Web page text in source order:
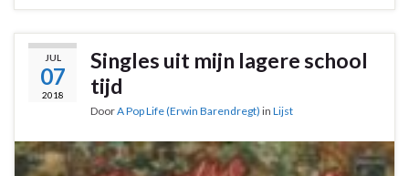
JUL
07
2018
Singles uit mijn lagere school
tijd
DoorA Pop Life (Erwin Barendregt) in Lijst